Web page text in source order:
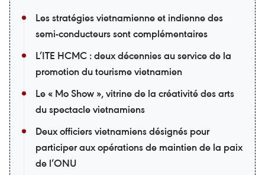
Les stratégies vietnamienne et indienne des
semi-conducteurs sont complémentaires
L’ITE HCMC : deux décennies au service de la
promotion du tourisme vietnamien
Le « Mo Show », vitrine de la créativité des arts
du spectacle vietnamiens
Deux officiers vietnamiens désignés pour
participer aux opérations de maintien de la paix
de l’ONU